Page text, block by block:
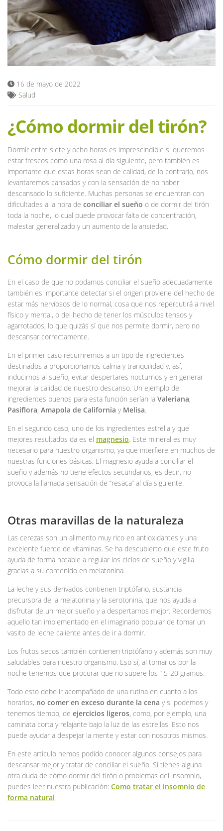
Blog
16 de mayo de 2022
Salud
¿Cómo dormir del tirón?
Dormir entre siete y ocho horas es imprescindible si queremos
estar frescos como una rosa al día siguiente, pero también es
importante que estas horas sean de calidad, de lo contrario, nos
levantaremos cansados y con la sensación de no haber
descansado lo suficiente. Muchas personas se encuentran con
dificultades a la hora de conciliar el sueño o de dormir del tirón
toda la noche, lo cual puede provocar falta de concentración,
malestar generalizado y un aumento de la ansiedad.
Cómo dormir del tirón
En el caso de que no podamos conciliar el sueño adecuadamente
también es importante detectar si el origen proviene del hecho de
estar más nerviosos de lo normal, cosa que nos repercutirá a nivel
físico y mental, o del hecho de tener los músculos tensos y
agarrotados, lo que quizás sí que nos permite dormir, pero no
descansar correctamente.
En el primer caso recurriremos a un tipo de ingredientes
destinados a proporcionarnos calma y tranquilidad y, así,
inducirnos al sueño, evitar despertares nocturnos y en generar
mejorar la calidad de nuestro descanso. Un ejemplo de
ingredientes buenos para esta función serían la Valeriana,
Pasiflora, Amapola de California y Melisa.
En el segundo caso, uno de los ingredientes estrella y que
mejores resultados da es el magnesio. Este mineral es muy
necesario para nuestro organismo, ya que interfiere en muchos de
nuestras funciones básicas. El magnesio ayuda a conciliar el
sueño y además no tiene efectos secundarios, es decir, no
provoca la llamada sensación de ‘’resaca’’ al día siguiente.
Otras maravillas de la naturaleza
Las cerezas son un alimento muy rico en antioxidantes y una
excelente fuente de vitaminas. Se ha descubierto que este fruto
ayuda de forma notable a regular los ciclos de sueño y vigilia
gracias a su contenido en melatonina.
La leche y sus derivados contienen triptófano, sustancia
precursora de la melatonina y la serotonina, que nos ayuda a
disfrutar de un mejor sueño y a despertarnos mejor. Recordemos
aquello tan implementado en el imaginario popular de tomar un
vasito de leche caliente antes de ir a dormir.
Los frutos secos también contienen triptófano y además son muy
saludables para nuestro organismo. Eso sí, al tomarlos por la
noche tenemos que procurar que no supere los 15-20 gramos.
Todo esto debe ir acompañado de una rutina en cuanto a los
horarios, no comer en exceso durante la cena y si podemos y
tenemos tiempo, de ejercicios ligeros, como, por ejemplo, una
caminata corta y relajante bajo la luz de las estrellas. Esto nos
puede ayudar a despejar la mente y estar con nosotros mismos.
En este artículo hemos podido conocer algunos consejos para
descansar mejor y tratar de conciliar el sueño. Si tienes alguna
otra duda de cómo dormir del tirón o problemas del insomnio,
puedes leer nuestra publicación: Como tratar el insomnio de
forma natural